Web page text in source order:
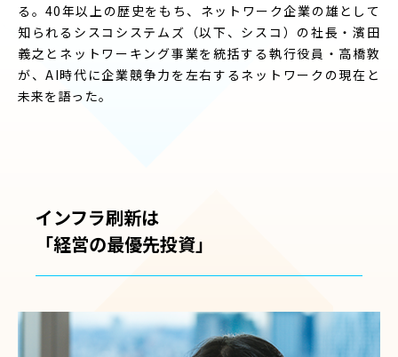
る。40年以上の歴史をもち、ネットワーク企業の雄として
知られるシスコシステムズ（以下、シスコ）の社長・濱田
義之とネットワーキング事業を統括する執行役員・高橋敦
が、AI時代に企業競争力を左右するネットワークの現在と
未来を語った。
インフラ刷新は
「経営の最優先投資」